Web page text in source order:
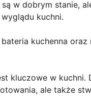
w dobrym stanie,
kuchni.
kuchenna oraz
kluczowe w
ale także